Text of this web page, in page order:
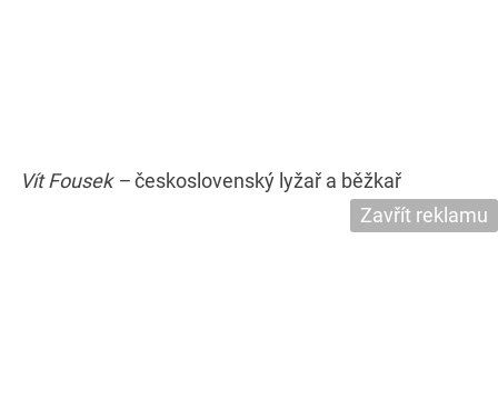
Vít Fousek –československý lyžař a běžkař
Zavřít reklamu